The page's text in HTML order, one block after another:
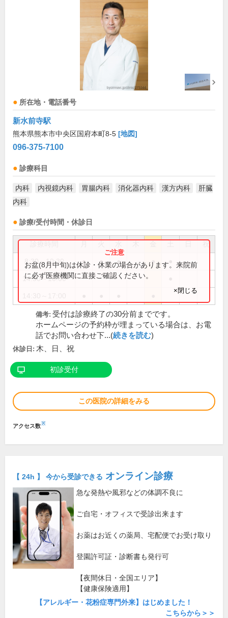
所在地・電話番号
新水前寺駅
熊本県熊本市中央区国府本町8-5 [地図]
096-375-7100
診療科目
内科 内視鏡内科 胃腸内科 消化器内科 漢方内科
肝臓
内科
診療/受付時間・休診日
祝
8:30～10:30 ● ● ● ●
14:30～16:00
お盆(8月中旬)は休診・休業の場合があります。来院前
に必ず医療機関に直接ご確認ください。
×閉じる
備考: 受付は診療終了の30分前までです。
ホームページの予約枠が埋まっている場合は、お電
話でお問い合わせ下...(続きを読む)
休診日: 木、日、祝
初診受付
この医院の詳細をみる
アクセス数※
【 24h 】 今から受診できる オンライン診療
急な発熱や風邪などの体調不良に
ご自宅・オフィスで受診出来ます
お薬はお近くの薬局、宅配便でお受け取り
登園許可証・診断書も発行可
【夜間休日・全国エリア】
【健康保険適用】
【アレルギー・花粉症専門外来】はじめました！
こちらから＞＞